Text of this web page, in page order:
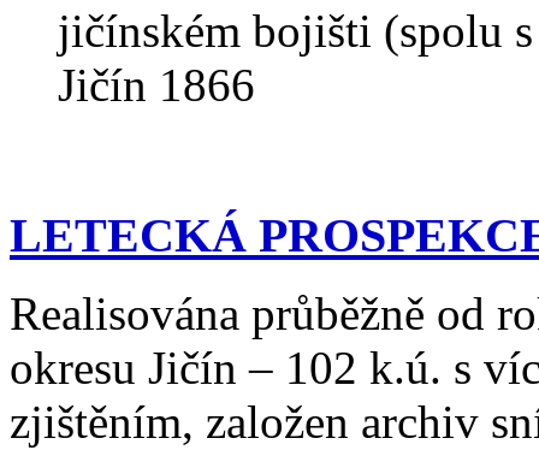
jičínském bojišti (spolu
Jičín 1866
LETECKÁ
Realisována průběžně od
okresu Jičín – 102 k.ú. s
zjištěním, založen archiv